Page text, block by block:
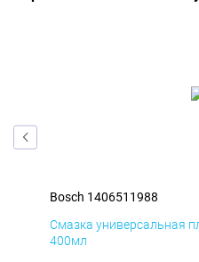
Bosch 1406511988
Смазка универсальная
400мл